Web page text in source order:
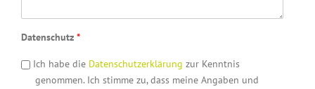
Datenschutz *
Ich habe die Datenschutzerklärung zur Kenntnis
genommen. Ich stimme zu, dass meine Angaben und